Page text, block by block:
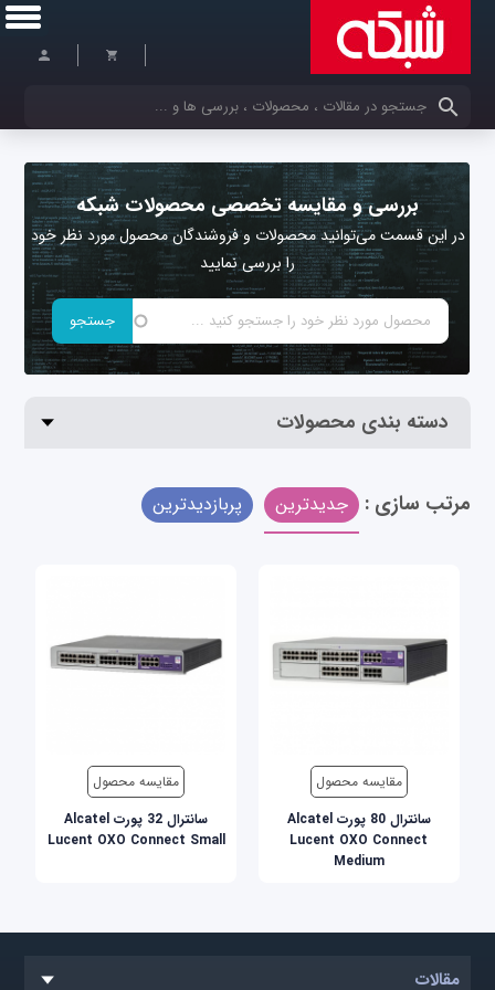
کلمات کلیدی خود را وارد کنید
بررسی و مقایسه تخصصی محصولات شبکه
در این قسمت می‌توانید محصولات و فروشندگان محصول مورد نظر خود
را بررسی نمایید
دسته بندی محصولات
مرتب سازی : جدیدترین پربازدیدترین
مقایسه محصول
سانترال 80 پورت Alcatel
Lucent OXO Connect
Medium
مقایسه محصول
سانترال 32 پورت Alcatel
Lucent OXO Connect Small
مقالات